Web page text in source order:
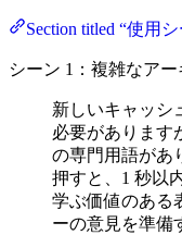
Section titled “使用
シーン 1：複雑なア
新しいキャッシ
必要があります
の専門用語があ
押すと、1 秒以
学ぶ価値のある
ーの意見を準備